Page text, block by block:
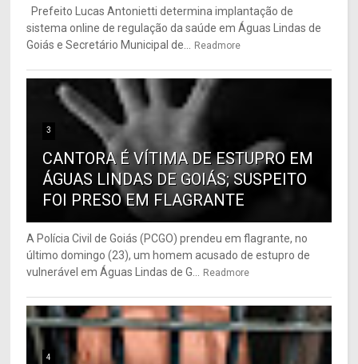
Prefeito Lucas Antonietti determina implantação de
sistema online de regulação da saúde em Águas Lindas de
Goiás e Secretário Municipal de...
Readmore
3
CANTORA É VÍTIMA DE ESTUPRO EM
ÁGUAS LINDAS DE GOIÁS; SUSPEITO
FOI PRESO EM FLAGRANTE
A Polícia Civil de Goiás (PCGO) prendeu em flagrante, no
último domingo (23), um homem acusado de estupro de
vulnerável em Águas Lindas de G...
Readmore
4